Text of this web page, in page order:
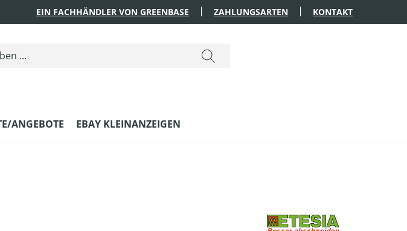
EIN FACHHÄNDLER VON GREENBASE ZAHLUNGSARTEN KONTAKT
ANGEBOTE EBAY KLEINANZEIGEN